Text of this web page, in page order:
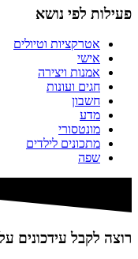
פעילות לפי נושא
אטרקציות וטיולים
אישי
אמנות ויצירה
חגים ועונות
חשבון
מדע
מונטסורי
מתכונים לילדים
שפה
רוצה לקבל עידכונים